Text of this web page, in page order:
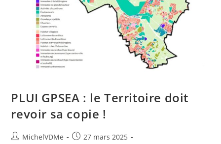
PLUI GPSEA : le Territoire doit
revoir sa copie !
MichelVDMe
27 mars 2025